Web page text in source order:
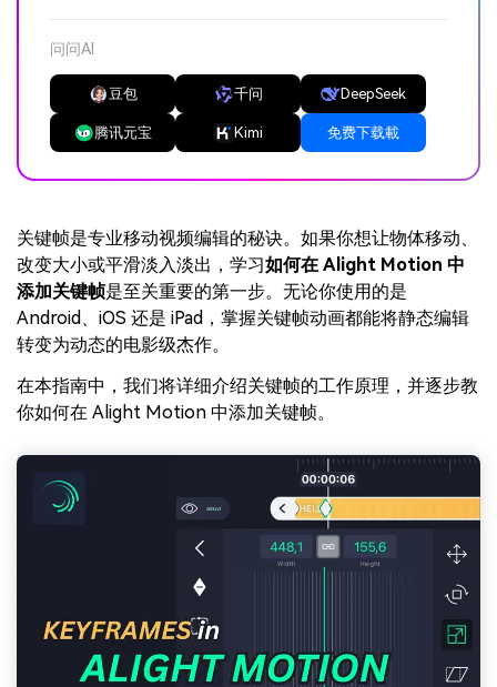
问问AI
豆包 千问 DeepSeek
腾讯元宝 Kimi 免费下载載
关键帧是专业移动视频编辑的秘诀。如果你想让物体移动、
改变大小或平滑淡入淡出，学习如何在 Alight Motion 中
添加关键帧是至关重要的第一步。无论你使用的是
Android、iOS 还是 iPad，掌握关键帧动画都能将静态编辑
转变为动态的电影级杰作。
在本指南中，我们将详细介绍关键帧的工作原理，并逐步教
你如何在 Alight Motion 中添加关键帧。